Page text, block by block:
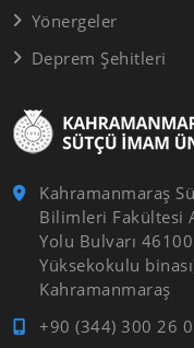
Kahramanmaraş
Bilimleri Fakültesi
Yolu Bulvarı
Yüksekokulu
Kahramanmaraş
+90 (344) 300 26
Yönergeler
Deprem Şehitleri